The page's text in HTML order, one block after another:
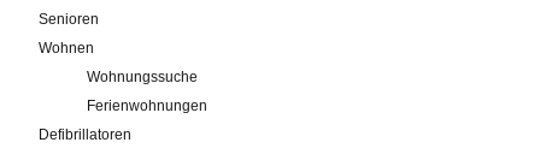
Senioren
Wohnen
Wohnungssuche
Ferienwohnungen
Defibrillatoren